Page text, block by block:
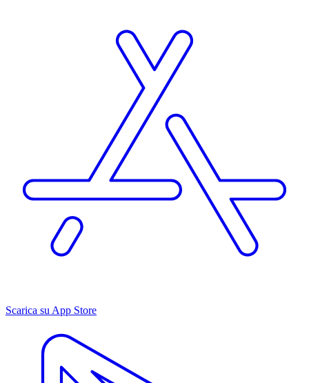
Scarica su App Store